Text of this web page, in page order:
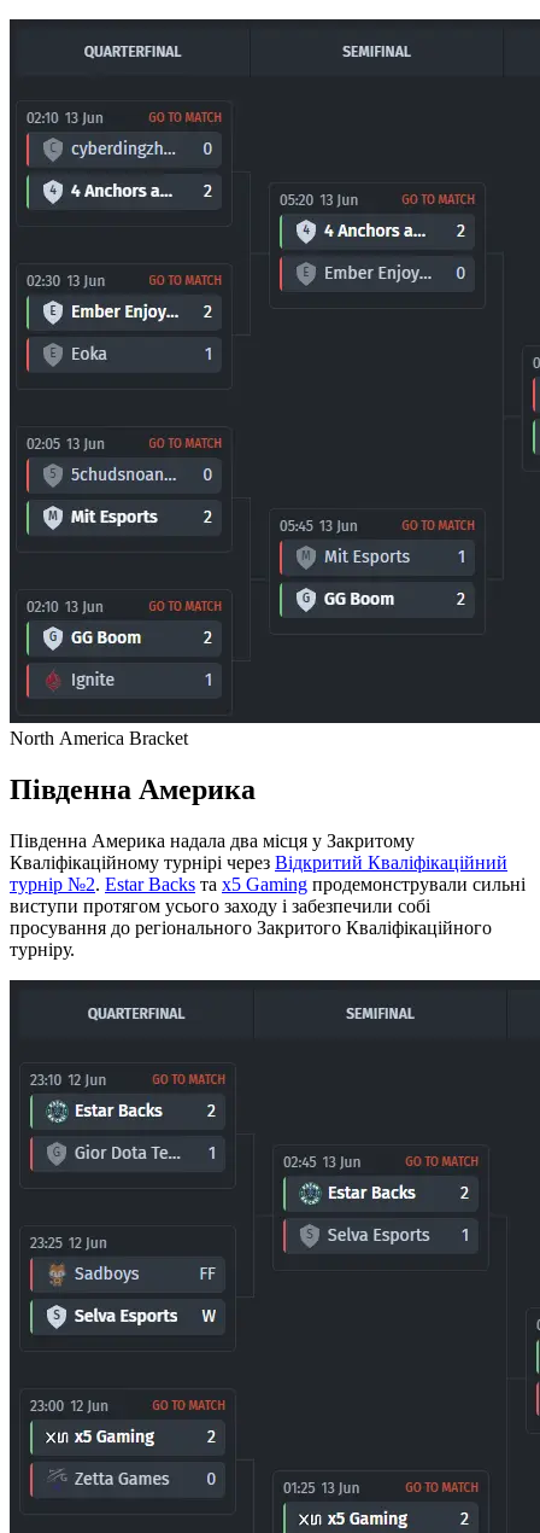
North America Bracket
Південна Америка
Південна Америка надала два місця у Закритому
Кваліфікаційному турнірі через Відкритий Кваліфікаційний
турнір №2. Estar Backs та x5 Gaming продемонстрували сильні
виступи протягом усього заходу і забезпечили собі
просування до регіонального Закритого Кваліфікаційного
турніру.